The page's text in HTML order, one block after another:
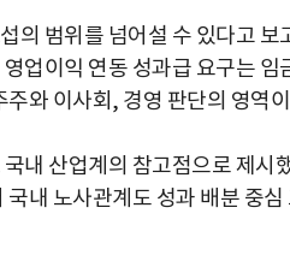
의 범위를 넘어설 수 있다고
업이익 연동 성과급 요구는
와 이사회, 경영 판단의 영역
내 산업계의 참고점으로 제시
내 노사관계도 성과 배분 중